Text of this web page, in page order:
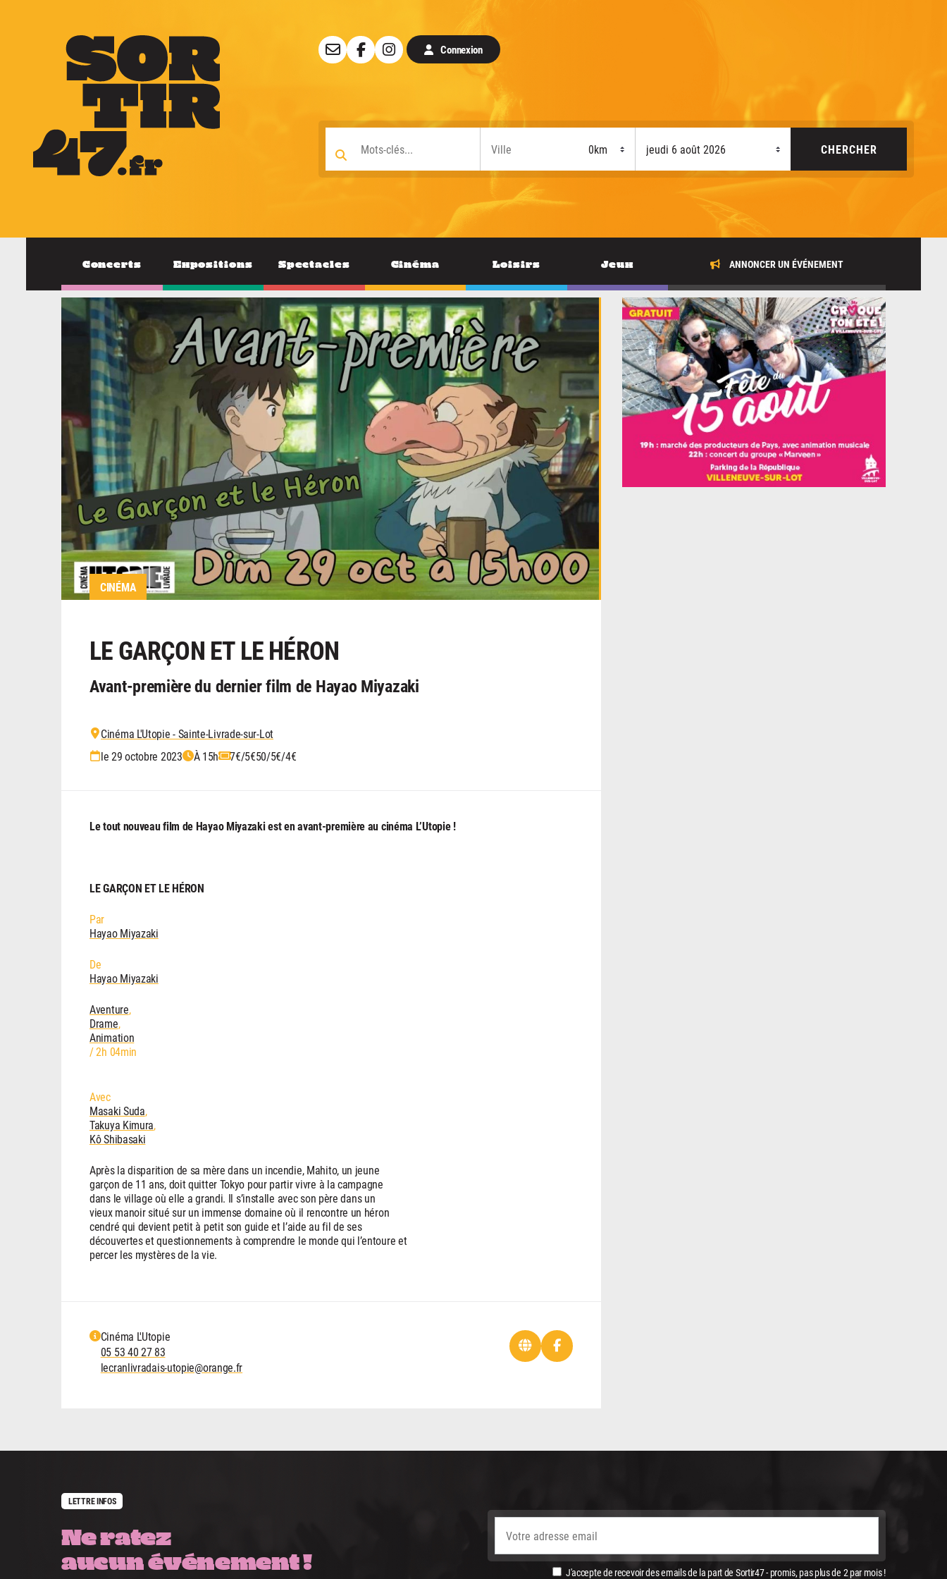
Connexion
Concerts Expositions Spectacles Cinéma Loisirs Jeux ANNONCER UN ÉVÉNEMENT
CINÉMA
LE GARÇON ET LE HÉRON
Avant-première du dernier film de Hayao Miyazaki
Cinéma L'Utopie - Sainte-Livrade-sur-Lot
le 29 octobre 2023
À 15h 7€/5€50/5€/4€
Le tout nouveau film de Hayao Miyazaki est en avant-première au cinéma L’Utopie !
LE GARÇON ET LE HÉRON
Par
Hayao Miyazaki
De
Hayao Miyazaki
Aventure,
Drame,
Animation
/ 2h 04min
Avec
Masaki Suda,
Takuya Kimura,
Kô Shibasaki
Après la disparition de sa mère dans un incendie, Mahito, un jeune
garçon de 11 ans, doit quitter Tokyo pour partir vivre à la campagne
dans le village où elle a grandi. Il s’installe avec son père dans un
vieux manoir situé sur un immense domaine où il rencontre un héron
cendré qui devient petit à petit son guide et l’aide au fil de ses
découvertes et questionnements à comprendre le monde qui l’entoure et
percer les mystères de la vie.
Cinéma L'Utopie
05 53 40 27 83
lecranlivradais-utopie@orange.fr
LETTRE INFOS
Ne ratez
aucun événement !
J'accepte de recevoir des emails de la part de Sortir47 - promis, pas plus de 2 par mois !